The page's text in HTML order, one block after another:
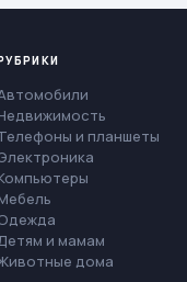
и планшеты
и мамам
дома